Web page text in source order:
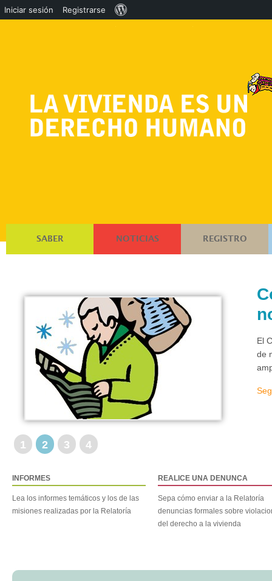
SABER NOTICIAS REGISTRO
El
de
1 2 3 4
INFORMES
Lea los informes temáticos y los de las
misiones realizadas por la Relatoría
REALICE UNA DENUNCA
Sepa cómo enviar a la Relatoría
denuncias formales sobre
del derecho a la vivienda
Iniciar sesión Registrarse